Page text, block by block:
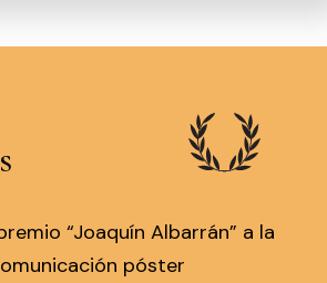
“Joaquín Albarrán” a la
póster